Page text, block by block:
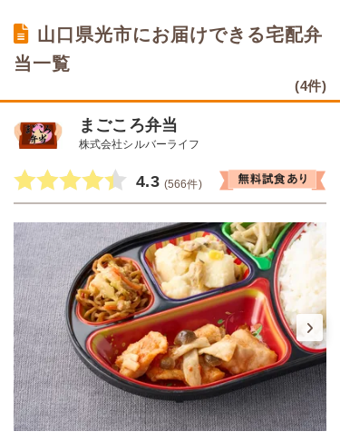
山口県光市にお届けできる宅配弁
当一覧
(4件)
まごころ弁当
株式会社シルバーライフ
4.3 (566件)